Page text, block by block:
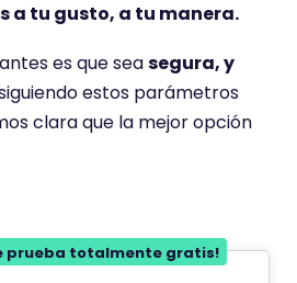
a tu gusto, a tu manera.
es que seasegura, y
siguiendo estos parámetros
clara que la mejor opción
prueba totalmente gratis!